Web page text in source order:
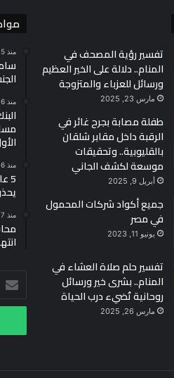
تفسير رؤية المصحف في
المنام.. دلالة على الخير العظيم
ورسائل للعزباء والمتزوجة
مارس 23, 2025
طفلة مصابة بجرح غائر في
الرقبة داخل مقابر شلقان
بالقليوبية.. وتحقيقات
موسعة لكشف الجاني
أبريل 9, 2025
جميع أكواد شركات المحمول
في مصر
يونيو 11, 2023
تفسير حلم صلاة العشاء في
المنام.. بشرى خير ورسائل
روحانية تُضيء درب الحياة
مارس 26, 2025
منذ 5 ساعات
منذ 6 ساعات
منذ 6 ساعات
منذ 7 ساعات
بريدك